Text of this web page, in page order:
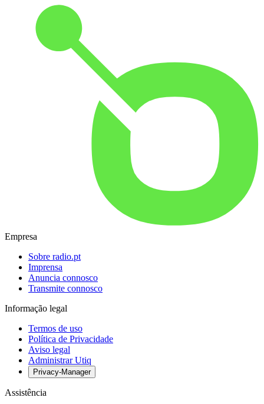
Empresa
Sobre radio.pt
Imprensa
Anuncia connosco
Transmite connosco
Informação legal
Termos de uso
Política de Privacidade
Aviso legal
Administrar Utiq
Privacy-Manager
Assistência